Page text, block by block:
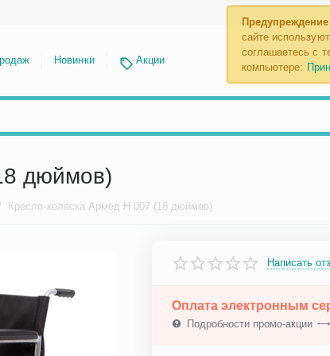
Предупреждение
сайте
соглашаетесь с
компьютере:
Новинки Акции
дюймов)
Кресло-коляска Армед Н 007 (18 дюймов)
Написать
Оплата электронным
Подробности промо-акции